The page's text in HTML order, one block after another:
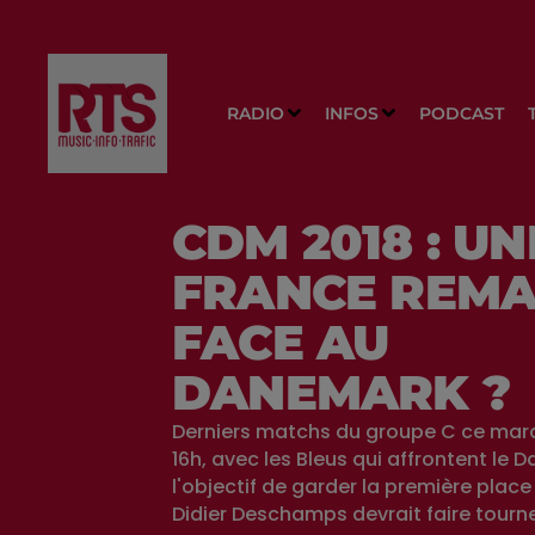
RADIO INFOS PODCAST
CDM 2018 :
FRANCE
FACE AU
DANEMARK ?
Derniers matchs du groupe C ce
16h, avec les Bleus qui affrontent le
l'objectif de garder la première place
Didier Deschamps devrait faire